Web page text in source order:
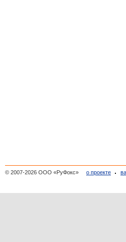
© 2007-2026 ООО «РуФокс» о проекте